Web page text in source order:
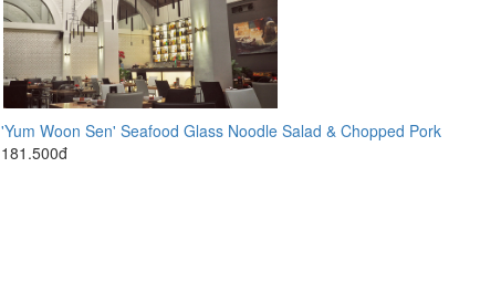
'Yum Woon Sen' Seafood Glass Noodle Salad & Chopped Pork
181.500đ